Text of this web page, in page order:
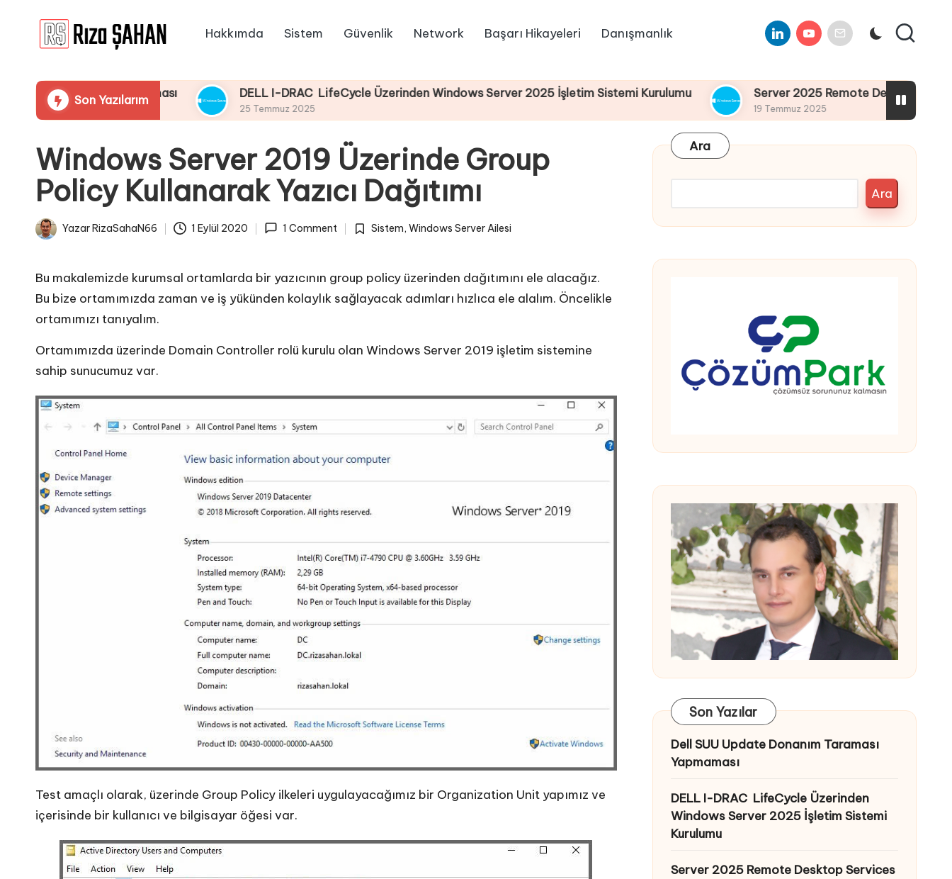
content
ı
z
a
Ş
A
H
N
Bilgi
Paylaşım
Portalı
Hakkımda Sistem Güvenlik Network Başarı Hikayeleri Danışmanlık LinkedinYoutube
E-
Mail
Son Yazılarım
Yapmaması DELL I-DRAC LifeCycle Üzerinden Windows Server 2025 İşletim Sistemi Kurulumu
25 Temmuz 2025
Server 2025 Remote Desktop Services Bölüm4
19 Temmuz 2025
Windows Server 2019 Üzerinde Group
Policy Kullanarak Yazıcı Dağıtımı
Posted
Yazar RizaSahaN66 1 Eylül 2020 1 Comment
Posted
Sistem, Windows Server Ailesi
Bu makalemizde kurumsal ortamlarda bir yazıcının group policy üzerinden dağıtımını ele alacağız.
Bu bize ortamımızda zaman ve iş yükünden kolaylık sağlayacak adımları hızlıca ele alalım. Öncelikle
ortamımızı tanıyalım.
Ortamımızda üzerinde Domain Controller rolü kurulu olan Windows Server 2019 işletim sistemine
sahip sunucumuz var.
Test amaçlı olarak, üzerinde Group Policy ilkeleri uygulayacağımız bir Organization Unit yapımız ve
içerisinde bir kullanıcı ve bilgisayar öğesi var.
Ara
Ara
Son Yazılar
Dell SUU Update Donanım Taraması
Yapmaması
DELL I-DRAC LifeCycle Üzerinden
Windows Server 2025 İşletim Sistemi
Kurulumu
Server 2025 Remote Desktop Services